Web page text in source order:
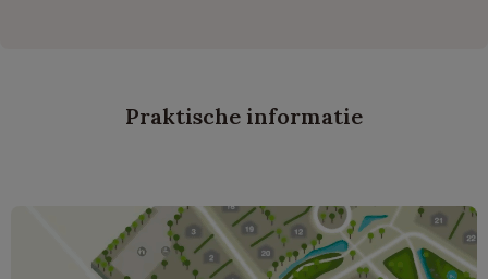
Praktische informatie